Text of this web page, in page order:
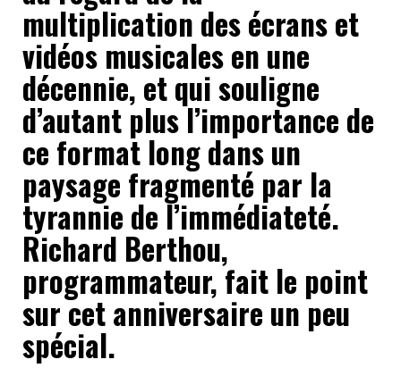
multiplication des écrans et
vidéos musicales en une
décennie, et qui souligne
d’autant plus l’importance de
ce format long dans un
paysage fragmenté par la
tyrannie de l’immédiateté.
Richard Berthou,
programmateur, fait le point
sur cet anniversaire un peu
spécial.